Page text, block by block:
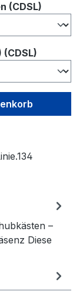
(CDSL)
–
Diese